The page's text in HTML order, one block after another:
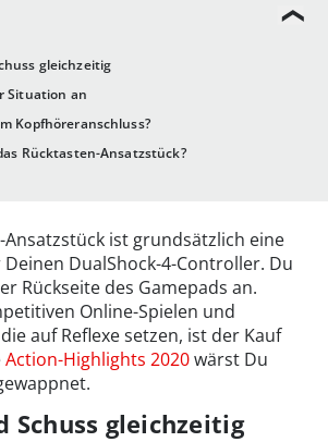
gleichzeitig
Situation an
Kopfhöreranschluss?
Rücktasten-Ansatzstück?
Ansatzstück ist grundsätzlich eine
DualShock-4-Controller. Du
Rückseite des Gamepads an.
Online-Spielen und
auf Reflexe setzen, ist der Kauf
Action-Highlights 2020wärst Du
Schuss gleichzeitig